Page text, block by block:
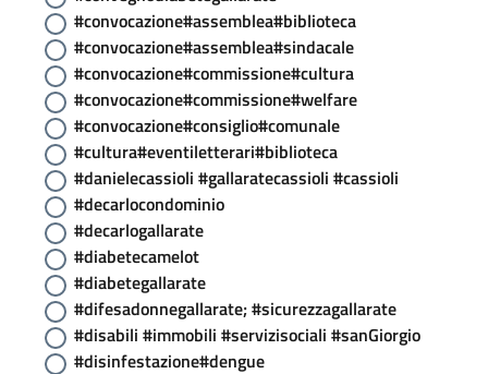
#convocazione#assemblea#biblioteca
#convocazione#assemblea#sindacale
#convocazione#commissione#cultura
#convocazione#commissione#welfare
#convocazione#consiglio#comunale
#cultura#eventiletterari#biblioteca
#danielecassioli #gallaratecassioli #cassioli
#decarlocondominio
#decarlogallarate
#diabetecamelot
#diabetegallarate
#difesadonnegallarate; #sicurezzagallarate
#disabili #immobili #servizisociali #sanGiorgio
#disinfestazione#dengue